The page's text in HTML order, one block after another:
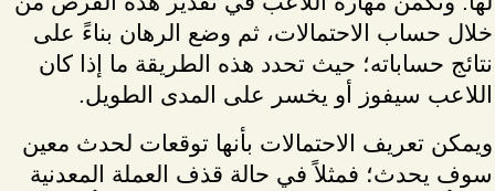
خلال حساب الاحتمالات، ثم وضع الرهان بناءً على
نتائج حساباته؛ حيث تحدد هذه الطريقة ما إذا كان
اللاعب سيفوز أو يخسر على المدى الطويل.
ويمكن تعريف الاحتمالات بأنها توقعات لحدث معين
سوف يحدث؛ فمثلاً في حالة قذف العملة المعدنية